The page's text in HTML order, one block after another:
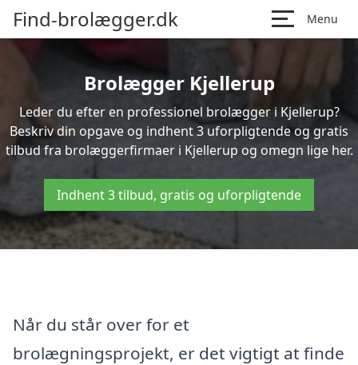
Find-brolægger.dk Menu
Brolægger Kjellerup
Leder du efter en professionel brolægger i Kjellerup?
Beskriv din opgave og indhent 3 uforpligtende og gratis
tilbud fra brolæggerfirmaer i Kjellerup og omegn lige her.
Indhent 3 tilbud, gratis og uforpligtende
Når du står over for et
brolægningsprojekt, er det vigtigt at finde